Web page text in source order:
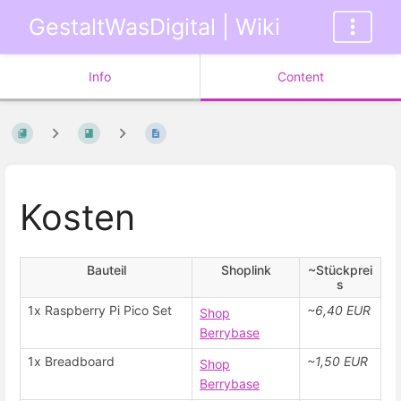
GestaltWasDigital | Wiki
Info Content
Kosten
Bauteil Shoplink
~Stückprei
s
1x Raspberry Pi Pico Set
Shop
Berrybase
~6,40 EUR
1x Breadboard
Shop
Berrybase
~1,50 EUR